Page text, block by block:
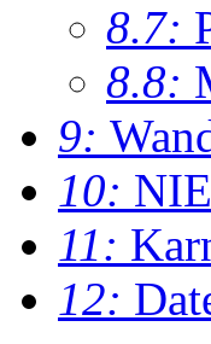
8.7:
8.8:
9:
10:
11:
12: